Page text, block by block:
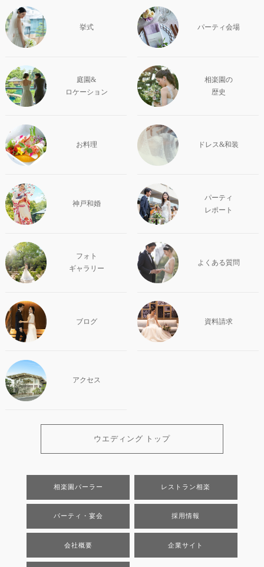
挙式 パーティ会場
庭園&
ロケーション
相楽園の
歴史
お料理 ドレス&和装
神戸和婚
パーティ
レポート
フォト
ギャラリー
よくある質問
ブログ 資料請求
アクセス
ウエディング トップ
相楽園パーラー レストラン相楽
パーティ・宴会 採用情報
会社概要 企業サイト